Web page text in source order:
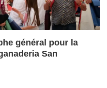
général pour la
San